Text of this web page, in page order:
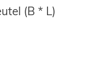
(B * L)